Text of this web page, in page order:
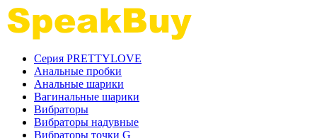
Серия PRETTYLOVE
Анальные пробки
Анальные шарики
Вагинальные шарики
Вибраторы
Вибраторы надувные
Вибраторы точки G